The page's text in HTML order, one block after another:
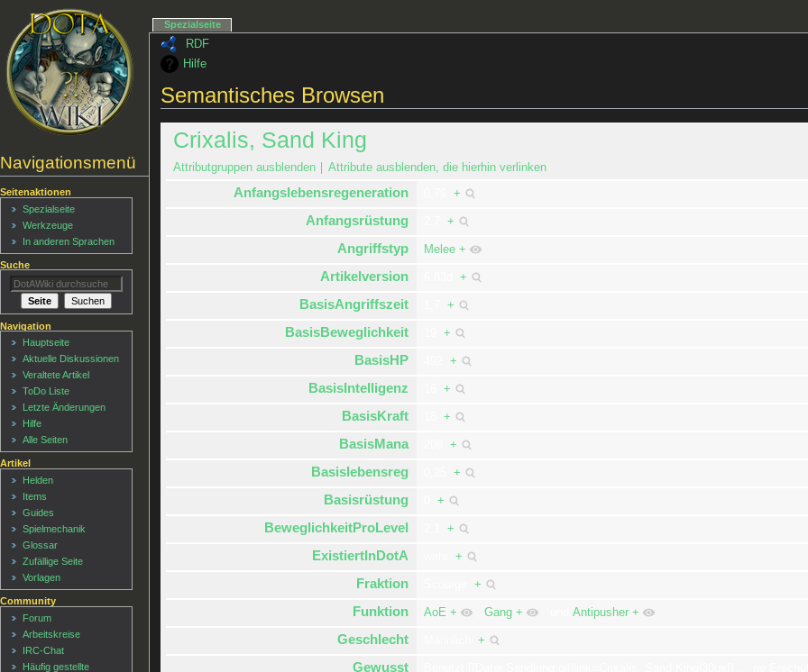
RDF
Hilfe
Semantisches Browsen
Crixalis, Sand King
Attributgruppen ausblenden Attribute ausblenden, die hierhin verlinken
Anfangslebensregeneration +
Anfangsrüstung +
Angriffstyp Melee +
Artikelversion +
BasisAngriffszeit +
BasisBeweglichkeit +
BasisHP +
BasisIntelligenz +
BasisKraft +
BasisMana +
Basislebensreg +
Basisrüstung +
BeweglichkeitProLevel +
ExistiertInDotA +
Fraktion +
Funktion AoE + Gang + Antipusher +
Geschlecht +
Gewusst
Navigationsmenü
Spezialseite
Seitenaktionen
Spezialseite
Werkzeuge
In anderen Sprachen
Suche
Navigation
Hauptseite
Aktuelle Diskussionen
Veraltete Artikel
ToDo Liste
Letzte Änderungen
Hilfe
Alle Seiten
Artikel
Helden
Items
Guides
Spielmechanik
Glossar
Zufällige Seite
Vorlagen
Community
Forum
Arbeitskreise
IRC-Chat
Häufig gestellte